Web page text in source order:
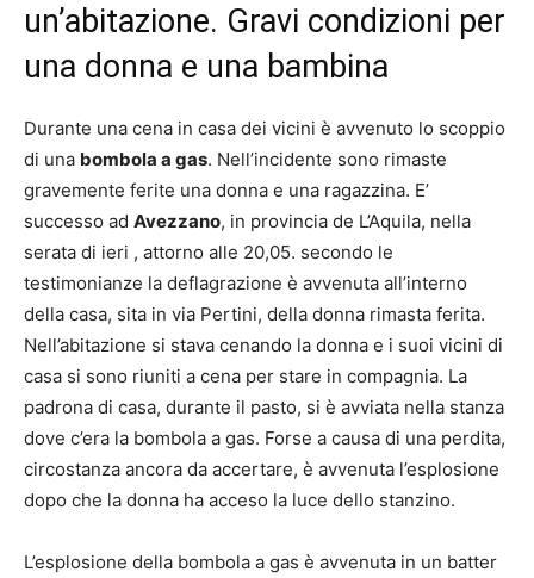
un’abitazione. Gravi condizioni per
una donna e una bambina
Durante una cena in casa dei vicini è avvenuto lo scoppio
di una bombola a gas. Nell’incidente sono rimaste
gravemente ferite una donna e una ragazzina. E’
successo ad Avezzano, in provincia de L’Aquila, nella
serata di ieri , attorno alle 20,05. secondo le
testimonianze la deflagrazione è avvenuta all’interno
della casa, sita in via Pertini, della donna rimasta ferita.
Nell’abitazione si stava cenando la donna e i suoi vicini di
casa si sono riuniti a cena per stare in compagnia. La
padrona di casa, durante il pasto, si è avviata nella stanza
dove c’era la bombola a gas. Forse a causa di una perdita,
circostanza ancora da accertare, è avvenuta l’esplosione
dopo che la donna ha acceso la luce dello stanzino.
L’esplosione della bombola a gas è avvenuta in un batter